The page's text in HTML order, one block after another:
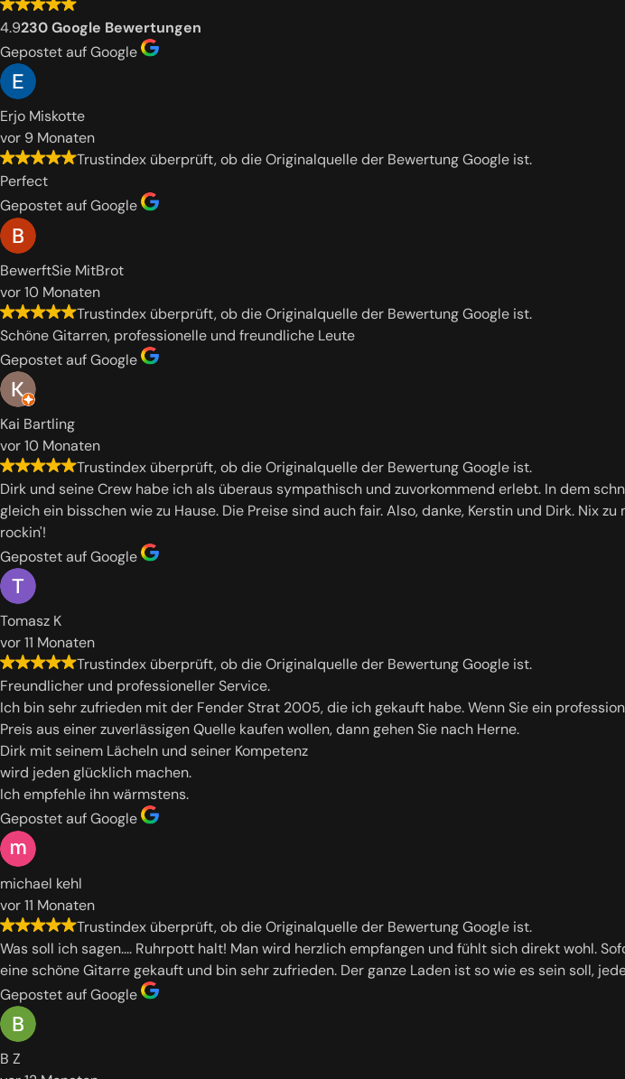
4.9230 Google Bewertungen
Gepostet auf Google
Erjo Miskotte
vor 9 Monaten
Trustindex überprüft, ob die Originalquelle der Bewertung Google ist.
Perfect
Gepostet auf Google
BewerftSie MitBrot
vor 10 Monaten
Trustindex überprüft, ob die Originalquelle der Bewertung Google ist.
Schöne Gitarren, professionelle und freundliche Leute
Gepostet auf Google
Kai Bartling
vor 10 Monaten
Trustindex überprüft, ob die Originalquelle der Bewertung Google ist.
Dirk und seine Crew habe ich als überaus sympathisch und zuvorkommend erlebt. In dem
gleich ein bisschen wie zu Hause. Die Preise sind auch fair. Also, danke, Kerstin und Dirk. Nix
rockin'!
Gepostet auf Google
Tomasz K
vor 11 Monaten
Trustindex überprüft, ob die Originalquelle der Bewertung Google ist.
Freundlicher und professioneller Service.
Ich bin sehr zufrieden mit der Fender Strat 2005, die ich gekauft habe. Wenn Sie ein
Preis aus einer zuverlässigen Quelle kaufen wollen, dann gehen Sie nach Herne.
Dirk mit seinem Lächeln und seiner Kompetenz
wird jeden glücklich machen.
Ich empfehle ihn wärmstens.
Gepostet auf Google
michael kehl
vor 11 Monaten
Trustindex überprüft, ob die Originalquelle der Bewertung Google ist.
Was soll ich sagen.... Ruhrpott halt! Man wird herzlich empfangen und fühlt sich direkt wohl.
eine schöne Gitarre gekauft und bin sehr zufrieden. Der ganze Laden ist so wie es sein soll,
Gepostet auf Google
B Z